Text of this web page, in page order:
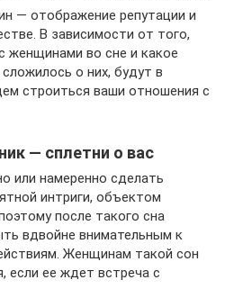
— отображение репутации и
В зависимости от того,
женщинами во сне и какое
о них, будут в
строиться ваши отношения с
— сплетни о вас
или намеренно сделать
интриги, объектом
после такого сна
вдвойне внимательным к
Женщинам такой сон
если ее ждет встреча с